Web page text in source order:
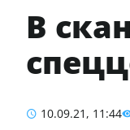
В
10.09.21, 11:44